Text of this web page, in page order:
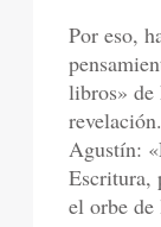
Por eso,
libros» de
Agustín:
Escritura,
el orbe de